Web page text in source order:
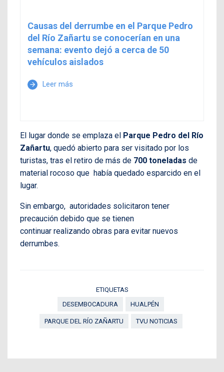
Causas del derrumbe en el Parque Pedro
del Río Zañartu se conocerían en una
semana: evento dejó a cerca de 50
vehículos aislados
arrow_forward Leer más
El lugar donde se emplaza el Parque Pedro del Río
Zañartu, quedó abierto para ser visitado por los
turistas, tras el retiro de más de 700 toneladas de
material rocoso que había quedado esparcido en el
lugar.
Sin embargo, autoridades solicitaron tener
precaución debido que se tienen
continuar realizando obras para evitar nuevos
derrumbes.
ETIQUETAS
DESEMBOCADURA
HUALPÉN
PARQUE DEL RÍO ZAÑARTU TVU NOTICIAS